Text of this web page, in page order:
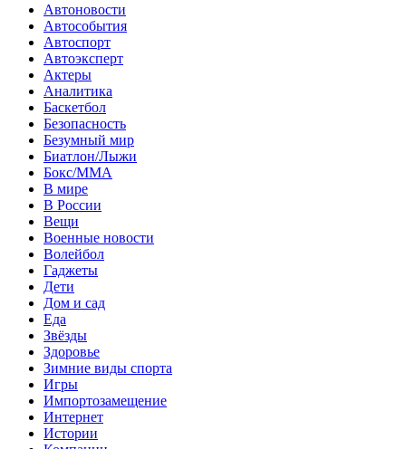
Автоновости
Автособытия
Автоспорт
Автоэксперт
Актеры
Аналитика
Баскетбол
Безопасность
Безумный мир
Биатлон/Лыжи
Бокс/MMA
В мире
В России
Вещи
Военные новости
Волейбол
Гаджеты
Дети
Дом и сад
Еда
Звёзды
Здоровье
Зимние виды спорта
Игры
Импортозамещение
Интернет
Истории